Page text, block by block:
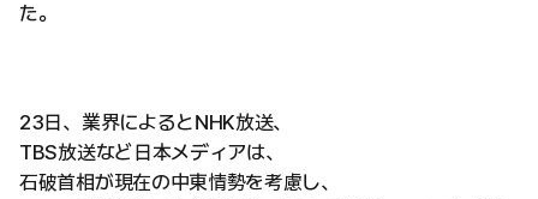
た。
23日、業界によるとNHK放送、
TBS放送など日本メディアは、
石破首相が現在の中東情勢を考慮し、